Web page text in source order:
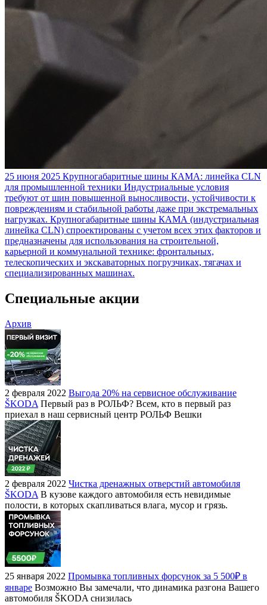
25 июня 2025 Крупногабаритные шины КАМА: линейка CLN
для промышленной техники Индустриальные условия
требуют от шин повышенной выносливости, устойчивости к
повреждениям и стабильной работы даже при экстремальных
нагрузках. Крупногабаритные шины КАМА (индустриальная
линейка CLN) спроектированы с учетом всех этих факторов и
предназначены для использования на строительной,
карьерной и коммунальной технике: фронтальных,
телескопических и экскаваторных погрузчиках, тягачах и
специализированных машинах.
Специальные акции
Архив
2 февраля 2022 Выгода 20% на сервисное обслуживание
ŠKODA Первый раз в РОЛЬФ? Всем, кто в первый раз
приехал в наш сервисный центр РОЛЬФ Вешки
2 февраля 2022 Чистка дренажных отверстий автомобиля
ŠKODA В кузове каждого автомобиля есть невидимые
полости, в которых скапливаться влага, мусор и грязь.
25 января 2022 Промывка топливных форсунок за 5 500₽ в
январе Возможно Вы замечали, что динамика разгона Вашего
автомобиля ŠKODA снизилась